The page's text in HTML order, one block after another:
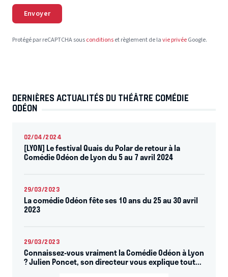
Envoyer
Protégé par reCAPTCHA sousconditionset règlement de lavie privéeGoogle.
DERNIÈRES ACTUALITÉS DU THÉÂTRE COMÉDIE
ODÉON
02/04/2024
[LYON] Le festival Quais du Polar de retour à la
Comédie Odéon de Lyon du 5 au 7 avril 2024
29/03/2023
La comédie Odéon fête ses 10 ans du 25 au 30 avril
2023
29/03/2023
Connaissez-vous vraiment la Comédie Odéon à Lyon
? Julien Poncet, son directeur vous explique tout...